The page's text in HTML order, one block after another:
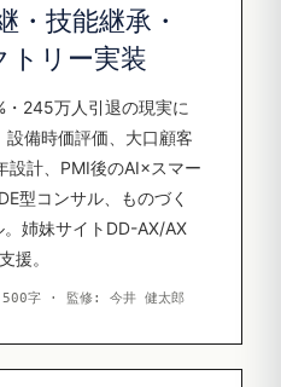
技能継承・
トリー実装
245万人引退の現実に
備時価評価、大口顧客
設計、PMI後のAI×スマー
型コンサル、ものづく
姉妹サイトDD-AX/AX
援。
字 · 監修: 今井 健太郎